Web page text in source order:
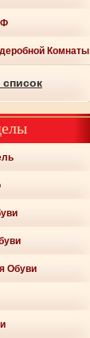
Комнаты
Обуви